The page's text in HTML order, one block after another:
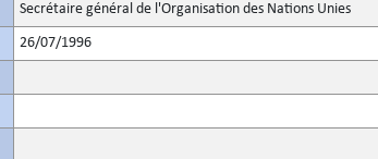
Secrétaire général de l'Organisation des Nations Unies
26/07/1996